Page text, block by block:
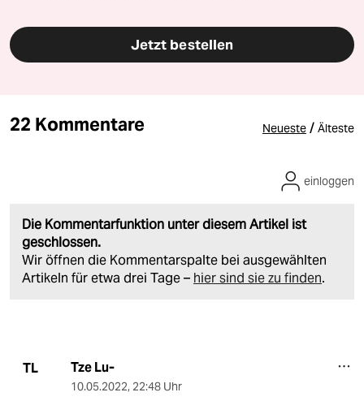
Jetzt bestellen
22 Kommentare Neueste / Älteste
Die Kommentarfunktion unter diesem Artikel ist
geschlossen.
Wir öffnen die Kommentarspalte bei ausgewählten
Artikeln für etwa drei Tage – hier sind sie zu finden.
einloggen
TL Tze Lu-
10.05.2022, 22:48 Uhr